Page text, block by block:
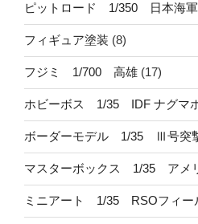
ピットロード 1/350 日本海軍
フィギュア塗装 (8)
フジミ 1/700 高雄 (17)
ホビーボス 1/35 IDF ナグマ
ボーダーモデル 1/35 Ⅲ号突
マスターボックス 1/35 アメ
ミニアート 1/35 RSOフィー